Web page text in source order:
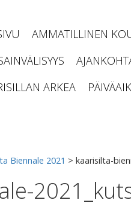
AMMATILLINEN
ARKEA
Biennale 2021 > kaarisilta-